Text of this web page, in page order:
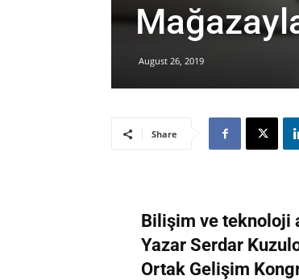
August 26, 2019
Share
Bilişim ve teknoloji
Yazar Serdar
Ortak Gelişim